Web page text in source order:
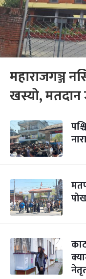
महाराजगञ्ज
खस्यो, मतदान